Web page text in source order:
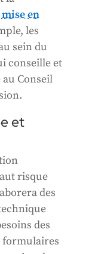
mise en
les
sein du
conseille et
Conseil
et
risque
des
des
formulaires